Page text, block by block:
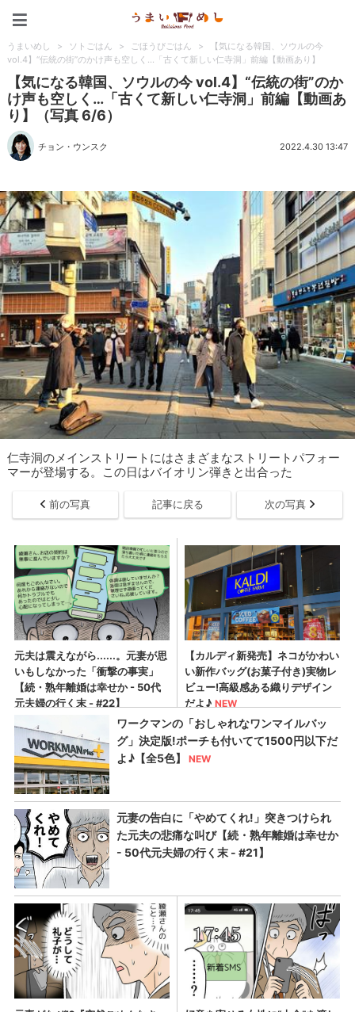
うまいめし > ソトごはん > ごほうびごはん >
【気になる韓国、ソウルの今
vol.4】“伝統の街”のかけ声も空しく…「古くて新しい仁寺洞」前編【動画あり】
【気になる韓国、ソウルの今 vol.4】“伝統の街”のか
け声も空しく…「古くて新しい仁寺洞」前編【動画あ
り】（写真 6/6）
チョン・ウンスク 2022.4.30 13:47
仁寺洞のメインストリートにはさまざまなストリートパフォー
マーが登場する。この日はバイオリン弾きと出合った
前の写真 記事に戻る 次の写真